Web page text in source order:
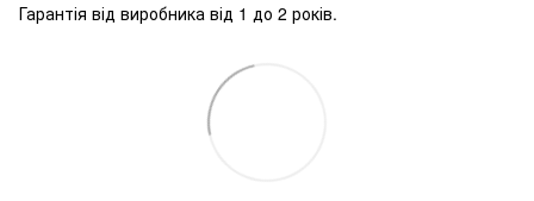
Гарантія від виробника від 1 до 2 років.